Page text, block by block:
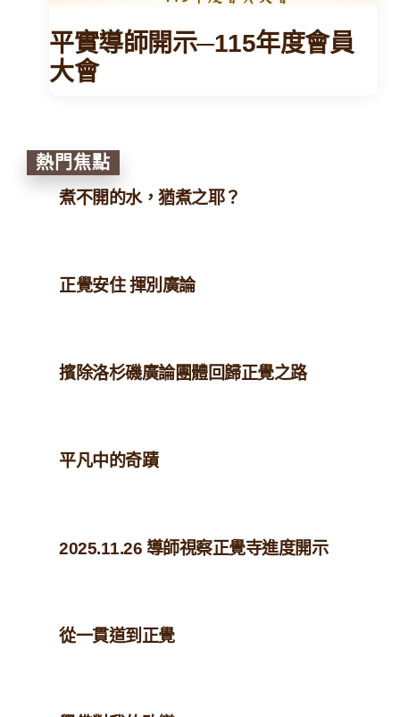
平實導師開示─115年度會員
大會
熱門焦點
煮不開的水，猶煮之耶？
正覺安住 揮別廣論
擯除洛杉磯廣論團體回歸正覺之路
平凡中的奇蹟
2025.11.26 導師視察正覺寺進度開示
從一貫道到正覺